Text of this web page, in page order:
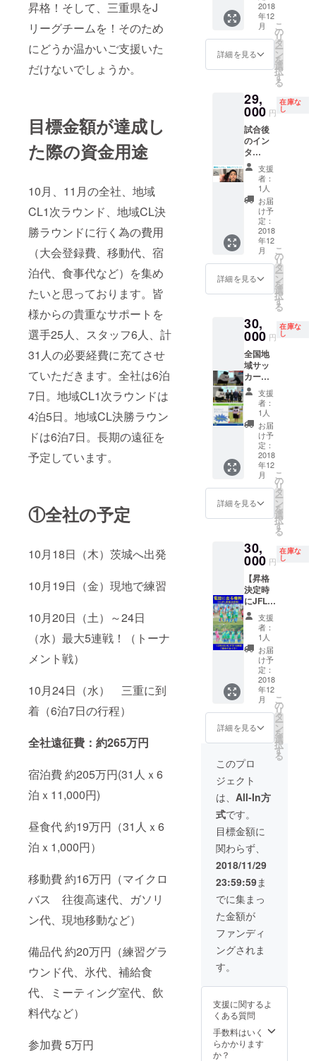
昇格！そして、三重県をJ
リーグチームを！そのため
にどうか温かいご支援いた
だけないでしょうか。
目標金額が達成し
た際の資金用途
10月、11月の全社、地域
CL1次ラウンド、地域CL決
勝ラウンドに行く為の費用
（大会登録費、移動代、宿
泊代、食事代など）を集め
たいと思っております。皆
様からの貴重なサポートを
選手25人、スタッフ6人、計
31人の必要経費に充てさせ
ていただきます。全社は6泊
7日。地域CL1次ラウンドは
4泊5日。地域CL決勝ラウン
ドは6泊7日。長期の遠征を
予定しています。
①全社の予定
10月18日（木）茨城へ出発
10月19日（金）現地で練習
10月20日（土）～24日
（水）最大5連戦！（トーナ
メント戦）
10月24日（水） 三重に到
着（6泊7日の行程）
全社遠征費：約265万円
宿泊費 約205万円(31人ｘ6
泊ｘ11,000円)
昼食代 約19万円（31人ｘ6
泊ｘ1,000円）
移動費 約16万円（マイクロ
バス 往復高速代、ガソリ
ン代、現地移動など）
備品代 約20万円（練習グラ
ウンド代、氷代、補給食
代、ミーティング室代、飲
料代など）
参加費 5万円
に、ご
希望の
選手、
監督、
コー
記載下
さい。
11月29
日
（木）
中にご
連絡が
ない際
は、ラ
ンダム
にお送
りさせ
て頂き
ます。
フォー
ムキー
ホル
ダー2個
e, Away
⑧選手
のぼり1
旗（縦
180cm
x 横
60cm）
⑨限定
ブラン
ケット1
枚（縦
65cm x
90cm）
⑩ハー
ト形
キーホ
ルダー1
11月29
日
（金）
のプロ
ジェク
ト終了
後に受
注生産
いたし
ますの
で、約4
週間か
かりま
す。
2019年
1月の発
送にな
るこ
ださ
い。 ※
最後の
備考欄
にお好
きな選
手、監
督、
コー
チ、U-
15監
督、社
長、常
務をお
選びく
い。
鈴鹿 事
例②：
三重ユ
ナイ
テッド
ポーレ
事例
④：ペ
ルソナ
鈴鹿 事
例⑤：
お嬢様
聖水ア
ンリミ
テッド
注意
①：
2019
シーズ
ンのみ
の権利
となり
種や命
名内容
によっ
てはお
受けで
きない
場合が
ござい
ます。
つきま
して
は、ご
興味あ
る個
人・法
は、事
前に
ボック
スから
お問い
合わせ
くださ
い。
お礼の
お手紙
②全選
手サイ
ン入り
ボール
東海
公式球
に全27
選手の
サイン
を入れ
てお送
りいた
しま
す。
2018
年12
月
詳細を見る
こ
の
リ
タ
ー
ン
を
選
択
す
る
29,
000 円
在庫な
し
試合後
のイン
タ
ビュー
動画と
サイン
パネル
を下記
の全て
をお送
りいた
しま
す。 現
在保有
分 4/28
vs TSV
(2-0)
藤沢
ネット
4/29 vs
FC.ISE-
SHIMA(
6-0)
泉宗太
郎 5/19
vs 矢崎
バレン
テFC(1-
0) 泉
宗太郎
6/10 vs
東海学
園
0）曵地
6/16 vs
Chukyo
univ.FC
（4-0）
藤井竜
6/30 vs
FC刈谷
（2-1）
小西洋
平 7/15
vs 矢崎
バレン
FC（2-
0）キ
ローラ
ン木鈴
7/22 vs
役所
カー部
（2-1）
堀河俊
大 8/4
vs トヨ
タ蹴球
団（2-
0）佐藤
vs 東海
学園
FC（7-
1）エフ
ライ
ン・リ
ンタロ
Chyuky
o univ.
FC（2-
0）藤井
竜 9/15
vs FC.
支援
者：
1人
お届
け予
定：
2018
年12
月
詳細を見る
こ
の
リ
タ
ー
ン
を
選
択
す
る
30,
000 円
在庫な
し
全国地
域サッ
カー
チャン
ピオン
ズリー
グ1次ラ
ウンド
の抽選
権＋
2018
シーズ
ン ユニ
フォー
ム プレ
ゼント
ズはラ
ンダム
となり
ま
す）！
※10月
19日
(金)10
時以降
の ご支
援はユ
フォー
ムのみ
になり
ます。
※抽選会
かった
場合、
如何な
る理由
でも返
金は承
りませ
ん ご興
味ある
方は、
10月17
日
（水）
までに
メッ
セージ
より弊
クラブ
い。 抽
選会
は、10
月27日
（土）
午後
支援
者：
1人
お届
け予
定：
2018
年12
月
詳細を見る
こ
の
リ
タ
ー
ン
を
選
択
す
る
30,
000 円
在庫な
し
【昇格
決定時
にJFLか
ら昇格
決定電
話に出
られる
権利】
JFL昇格
の決定
電話に
出られ
る権利
をプレ
ゼント
させて
頂きま
す！ 地
域CLで
2位以内
に入
り、
2018年
12月6日
（木）
のJFL理
事会で
承認さ
れた後
に昇格
決定電
話がご
ざいま
すの
に出て
す！
2018年
12月6日
（木）
16時頃
支援
者：
1人
お届
け予
定：
2018
年12
月
詳細を見る
こ
の
リ
タ
ー
ン
を
選
択
す
る
このプロ
ジェクト
は、 All-In方
式です。
目標金額に
関わらず、
2018/11/29
23:59:59ま
でに集まっ
た金額が
ファンディ
ングされま
す。
支援に関するよ
くある質問
手数料はいく
らかかります
か？